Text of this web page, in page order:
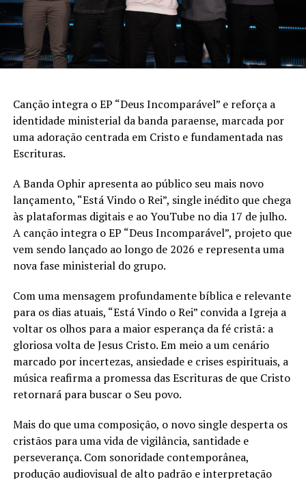
Canção integra o EP “Deus Incomparável” e reforça a
identidade ministerial da banda paraense, marcada por
uma adoração centrada em Cristo e fundamentada nas
Escrituras.
A Banda Ophir apresenta ao público seu mais novo
lançamento, “Está Vindo o Rei”, single inédito que chega
às plataformas digitais e ao YouTube no dia 17 de julho.
A canção integra o EP “Deus Incomparável”, projeto que
vem sendo lançado ao longo de 2026 e representa uma
nova fase ministerial do grupo.
Com uma mensagem profundamente bíblica e relevante
para os dias atuais, “Está Vindo o Rei” convida a Igreja a
voltar os olhos para a maior esperança da fé cristã: a
gloriosa volta de Jesus Cristo. Em meio a um cenário
marcado por incertezas, ansiedade e crises espirituais, a
música reafirma a promessa das Escrituras de que Cristo
retornará para buscar o Seu povo.
Mais do que uma composição, o novo single desperta os
cristãos para uma vida de vigilância, santidade e
perseverança. Com sonoridade contemporânea,
produção audiovisual de alto padrão e interpretação